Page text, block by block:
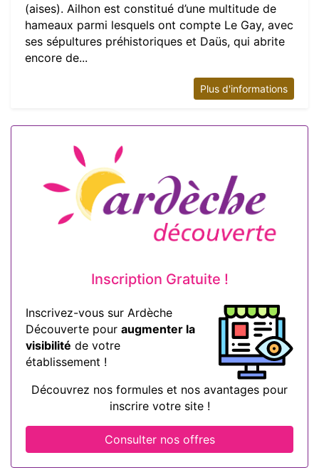
(aises). Ailhon est constitué d’une multitude de
hameaux parmi lesquels ont compte Le Gay, avec
ses sépultures préhistoriques et Daüs, qui abrite
encore de...
Plus d'informations
Inscription Gratuite !
Inscrivez-vous sur Ardèche
Découverte pour augmenter la
visibilité de votre
établissement !
Découvrez nos formules et nos avantages pour
inscrire votre site !
Consulter nos offres